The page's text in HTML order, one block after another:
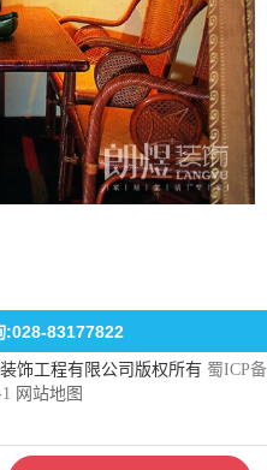
:028-83177822
饰工程有限公司版权所有 蜀ICP备
网站地图